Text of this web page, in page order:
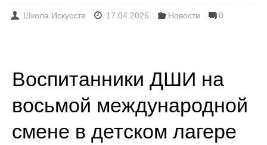
Школа Искусств 17.04.2026 Новости 0
Воспитанники ДШИ на
восьмой международной
смене в детском лагере